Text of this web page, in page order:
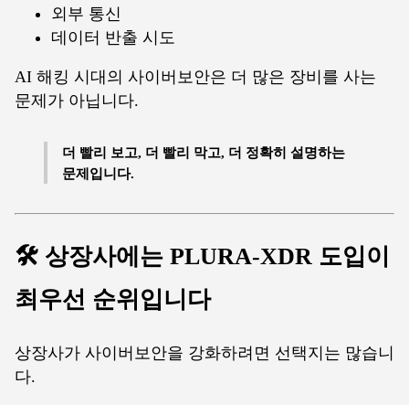
외부 통신
데이터 반출 시도
AI 해킹 시대의 사이버보안은 더 많은 장비를 사는
문제가 아닙니다.
더 빨리 보고, 더 빨리 막고, 더 정확히 설명하는
문제입니다.
🛠️ 상장사에는 PLURA-XDR 도입이
최우선 순위입니다
상장사가 사이버보안을 강화하려면 선택지는 많습니
다.